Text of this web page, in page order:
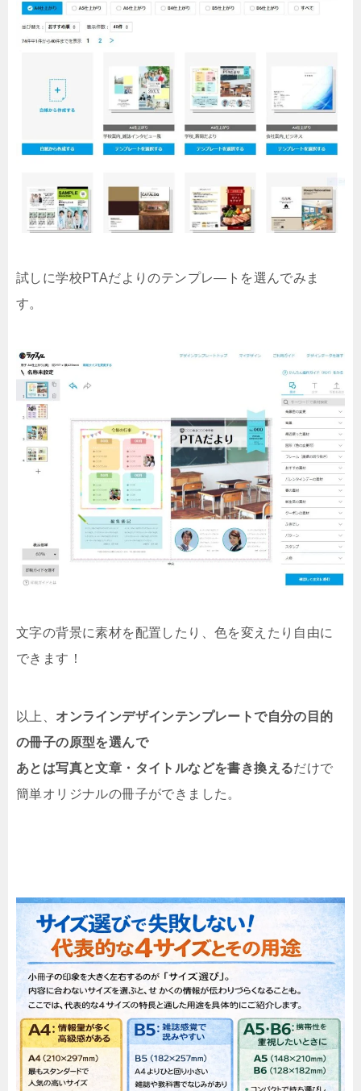
試しに学校PTAだよりのテンプレ―トを選んでみま
す。
文字の背景に素材を配置したり、色を変えたり自由に
できます！
以上、 オンラインデザインテンプレートで自分の目的
の冊子の原型を選んで
あとは写真と文章・タイトルなどを書き換えるだけで
簡単オリジナルの冊子ができました。